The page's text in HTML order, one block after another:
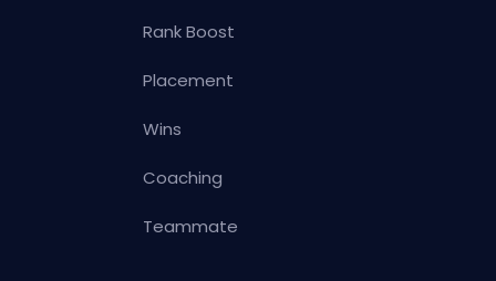
Rank Boost
Placement
Wins
Coaching
Teammate